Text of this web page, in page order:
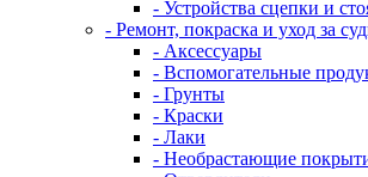
- Устройства сцепки и
- Ремонт, покраска и уход за
- Аксессуары
- Вспомогательные
- Грунты
- Краски
- Лаки
- Необрастающие